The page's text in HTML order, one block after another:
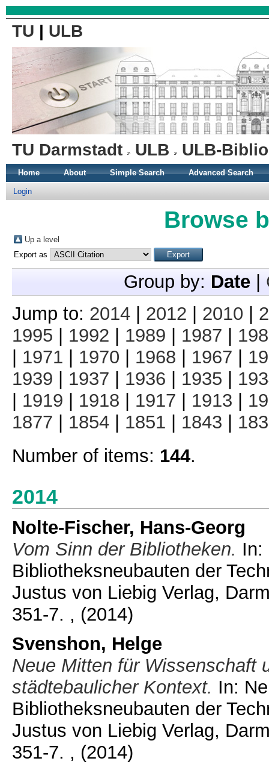
TU | ULB
TU Darmstadt ULB ULB-
Home About Simple Search Advanced Search
Login
Browse
Up a level
Export as
Group by: Date
Jump to: 2014 2012 2010
1995
1992 1989 1987
1971 1970 1968 1967
1939
1937 1936 1935
1919 1918 1917 1913
1877
1854 1851 1843
Number of items: 144.
2014
Nolte-Fischer, Hans-Georg
Vom Sinn der Bibliotheken. In:
Bibliotheksneubauten der
Justus von Liebig Verlag,
351-7. , (2014)
Svenshon, Helge
Neue Mitten für Wissenschaft
städtebaulicher Kontext. In:
Bibliotheksneubauten der
Justus von Liebig Verlag,
351-7. , (2014)